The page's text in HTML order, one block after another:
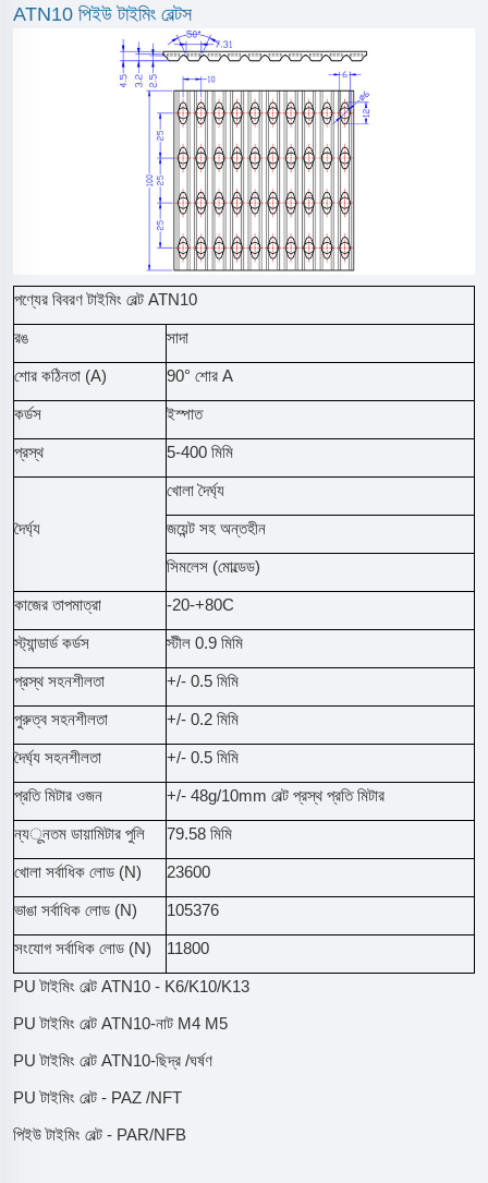
ATN10 পিইউ টাইমিং বেল্টস
পণ্যের বিবরণ টাইমিং বেল্ট ATN10
রঙ সাদা
শোর কঠিনতা (A) 90° শোর A
কর্ডস ইস্পাত
প্রস্থ 5-400 মিমি
দৈর্ঘ্য
খোলা দৈর্ঘ্য
জয়েন্ট সহ অন্তহীন
সিমলেস (মোল্ডেড)
কাজের তাপমাত্রা -20-+80C
স্ট্যান্ডার্ড কর্ডস স্টীল 0.9 মিমি
প্রস্থ সহনশীলতা +/- 0.5 মিমি
পুরুত্ব সহনশীলতা +/- 0.2 মিমি
দৈর্ঘ্য সহনশীলতা +/- 0.5 মিমি
প্রতি মিটার ওজন +/- 48g/10mm বেল্ট প্রস্থ প্রতি মিটার
ন্যूনতম ডায়ামিটার পুলি 79.58 মিমি
খোলা সর্বাধিক লোড (N) 23600
ভাঙা সর্বাধিক লোড (N) 105376
সংযোগ সর্বাধিক লোড (N) 11800
PU টাইমিং বেল্ট ATN10 - K6/K10/K13
PU টাইমিং বেল্ট ATN10-নাট M4 M5
PU টাইমিং বেল্ট ATN10-ছিদ্র /ঘর্ষণ
PU টাইমিং বেল্ট - PAZ /NFT
পিইউ টাইমিং বেল্ট - PAR/NFB